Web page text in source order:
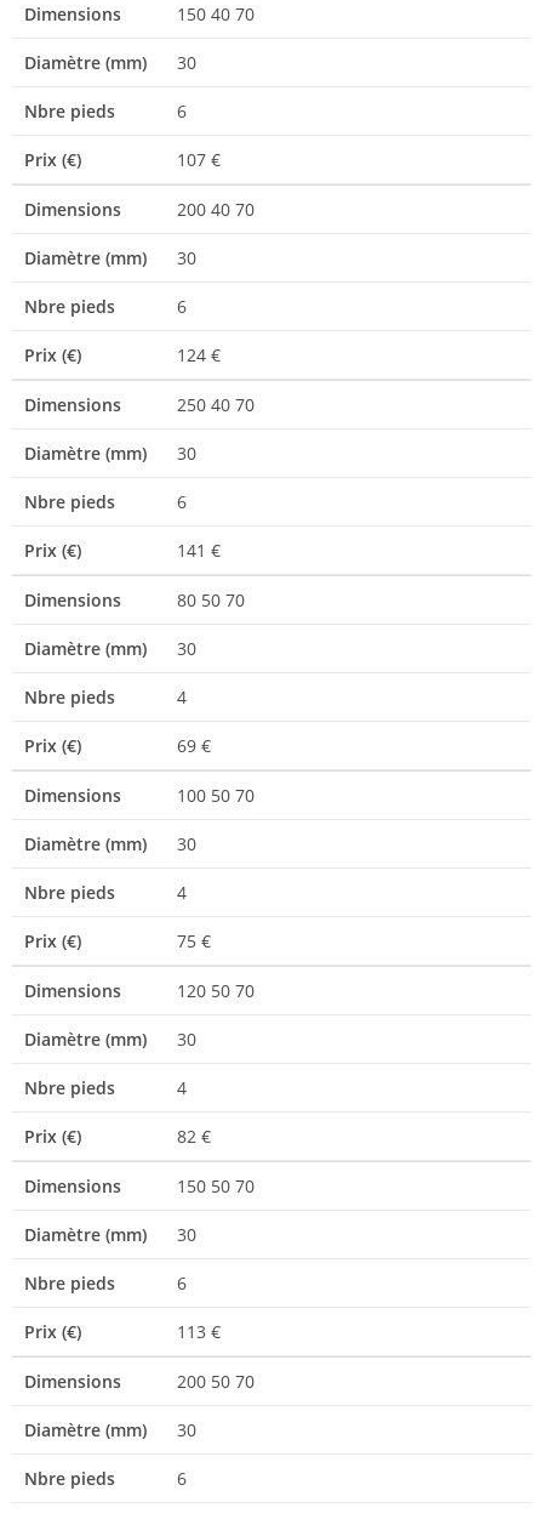
Dimensions 150 40 70
Diamètre (mm) 30
Nbre pieds 6
Prix (€) 107 €
Dimensions 200 40 70
Diamètre (mm) 30
Nbre pieds 6
Prix (€) 124 €
Dimensions 250 40 70
Diamètre (mm) 30
Nbre pieds 6
Prix (€) 141 €
Dimensions 80 50 70
Diamètre (mm) 30
Nbre pieds 4
Prix (€) 69 €
Dimensions 100 50 70
Diamètre (mm) 30
Nbre pieds 4
Prix (€) 75 €
Dimensions 120 50 70
Diamètre (mm) 30
Nbre pieds 4
Prix (€) 82 €
Dimensions 150 50 70
Diamètre (mm) 30
Nbre pieds 6
Prix (€) 113 €
Dimensions 200 50 70
Diamètre (mm) 30
Nbre pieds 6